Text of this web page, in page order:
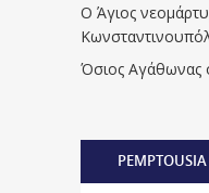
Ο Άγιος
Όσιος Αγάθωνας
PEMPTOUSIA